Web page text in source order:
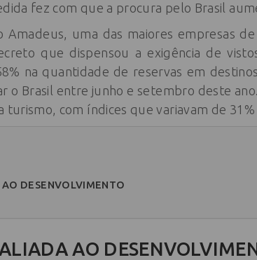
fez com que a procura pelo Brasil
Amadeus, uma das maiores empresas
que dispensou a exigência de
na quantidade de reservas em
o Brasil entre junho e setembro deste
turismo, com índices que variavam de 31%
DESENVOLVIMENTO
AO